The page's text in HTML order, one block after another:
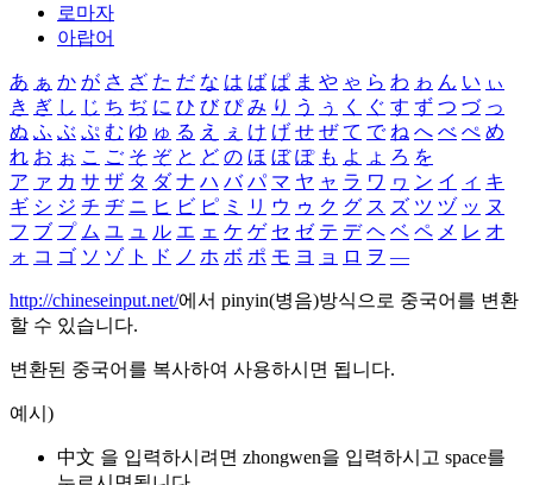
로마자
아랍어
あ ぁ か が さ ざ た だ な は ば ぱ ま や ゃ ら わ ゎ ん い ぃ
き ぎ し じ ち ぢ に ひ び ぴ み り う ぅ く ぐ す ず つ づ っ
ぬ ふ ぶ ぷ む ゆ ゅ る え ぇ け げ せ ぜ て で ね へ べ ぺ め
れ お ぉ こ ご そ ぞ と ど の ほ ぼ ぽ も よ ょ ろ を
ア ァ カ サ ザ タ ダ ナ ハ バ パ マ ヤ ャ ラ ワ ヮ ン イ ィ キ
ギ シ ジ チ ヂ ニ ヒ ビ ピ ミ リ ウ ゥ ク グ ス ズ ツ ヅ ッ ヌ
フ ブ プ ム ユ ュ ル エ ェ ケ ゲ セ ゼ テ デ ヘ ベ ペ メ レ オ
ォ コ ゴ ソ ゾ ト ド ノ ホ ボ ポ モ ヨ ョ ロ ヲ ―
http://chineseinput.net/에서 pinyin(병음)방식으로 중국어를 변환
할 수 있습니다.
변환된 중국어를 복사하여 사용하시면 됩니다.
예시)
中文 을 입력하시려면 zhongwen을 입력하시고 space를